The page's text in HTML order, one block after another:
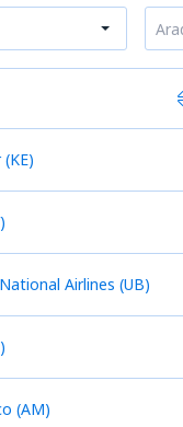
Airlines (UB)
(AM)